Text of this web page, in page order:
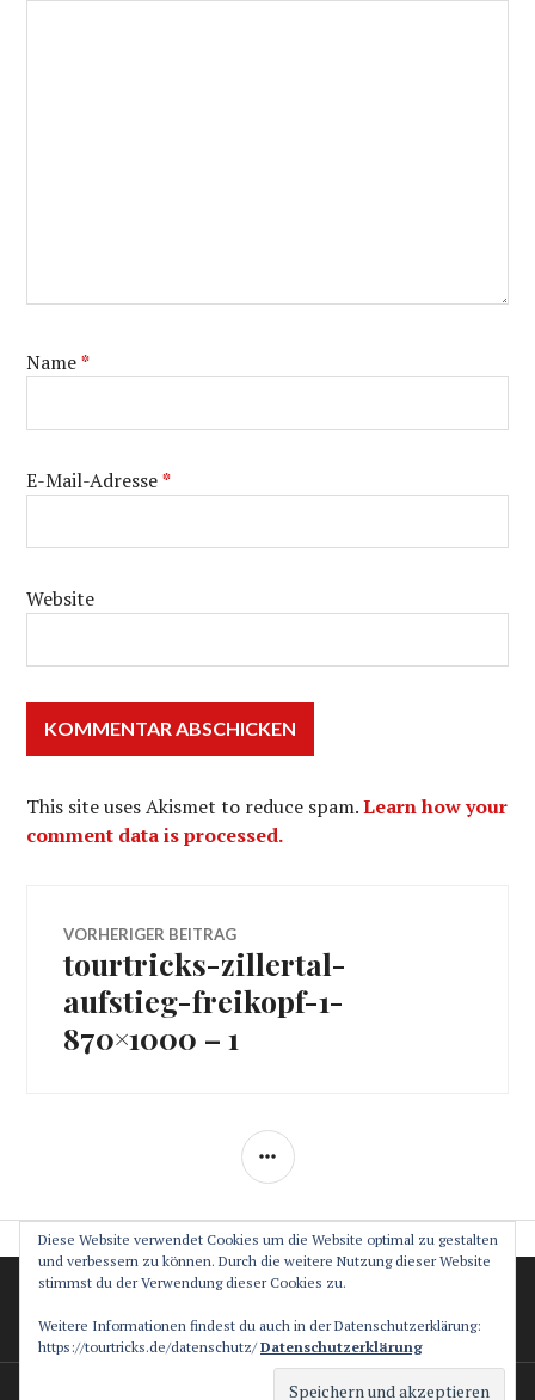
Name*
E-Mail-Adresse*
Website
This site uses Akismet to reduce spam.Learn how your
comment data is processed.
Beitragsnavigation
VORHERIGER BEITRAG
Vorheriger
Beitrag:
tourtricks-zillertal-
aufstieg-freikopf-1-
870×1000 – 1
SEITENLEISTE
Datenschutz
Impressum
Stolz präsentiert von WordPress Theme: Canard von
Diese Website verwendet Cookies um die Website optimal zu gestalten
und verbessern zu können. Durch die weitere Nutzung dieser Website
stimmst du der Verwendung dieser Cookies zu.
Weitere Informationen findest du auch in der Datenschutzerklärung:
https://tourtricks.de/datenschutz/Datenschutzerklärung